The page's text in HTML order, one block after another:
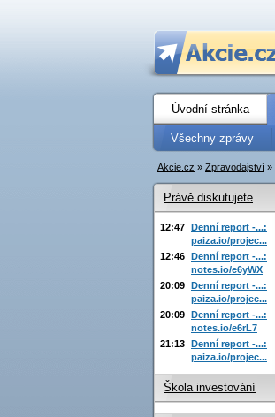
Úvodní stránka
Všechny zprávy
Akcie.cz » Zpravodajství »
Právě diskutujete
12:47 Denní report -...:
paiza.io/projec...
12:46 Denní report -...:
notes.io/e6yWX
20:09 Denní report -...:
paiza.io/projec...
20:09 Denní report -...:
notes.io/e6rL7
21:13 Denní report -...:
paiza.io/projec...
Škola investování